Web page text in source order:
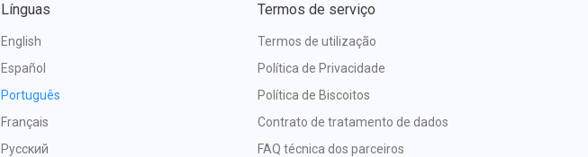
Línguas
English
Español
Português
Français
Русский
Termos de serviço
Termos de utilização
Política de Privacidade
Política de Biscoitos
Contrato de tratamento de dados
FAQ técnica dos parceiros